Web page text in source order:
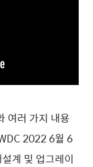
여러 가지 내용
2022 6월 6
계 및 업그레이